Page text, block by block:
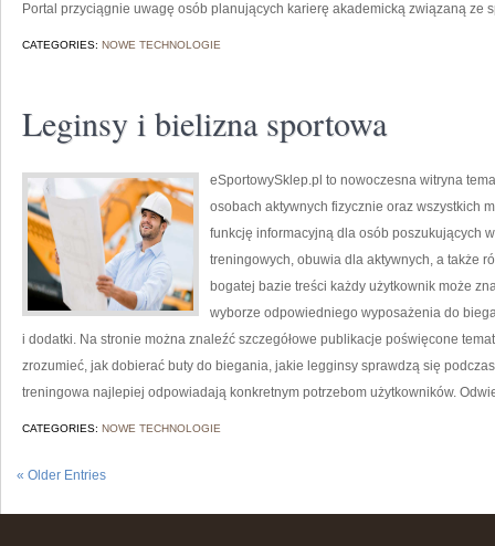
Portal przyciągnie uwagę osób planujących karierę akademicką związaną ze
CATEGORIES: NOWE TECHNOLOGIE
Leginsy i bielizna sportowa
eSportowySklep.pl to nowoczesna witryna
osobach aktywnych fizycznie oraz wszystkich
funkcję informacyjną dla osób poszukujących
treningowych, obuwia dla aktywnych, a także
bogatej bazie treści każdy użytkownik może
wyborze odpowiedniego wyposażenia do
i dodatki. Na stronie można znaleźć szczegółowe publikacje poświęcone
zrozumieć, jak dobierać buty do biegania, jakie legginsy sprawdzą się
treningowa najlepiej odpowiadają konkretnym potrzebom użytkowników.
CATEGORIES: NOWE TECHNOLOGIE
« Older Entries